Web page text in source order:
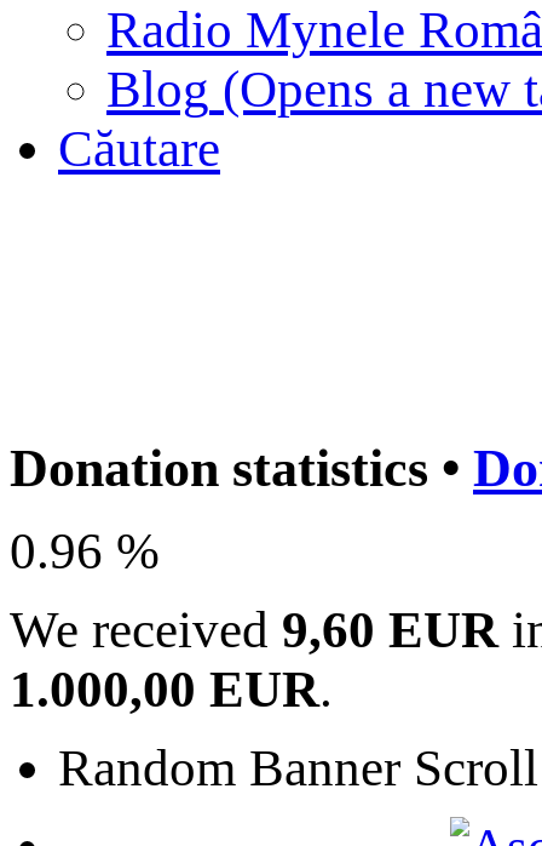
Radio Mynele
Blog (Opens a new
Căutare
Donation statistics •
0.96 %
We received 9,60 EUR
1.000,00 EUR.
Random Banner Scroll